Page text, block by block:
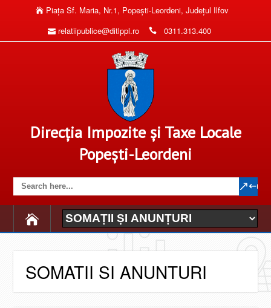
Piaţa Sf. Maria, Nr.1, Popeşti-Leordeni, Judeţul Ilfov
relatiipublice@ditlppl.ro
0311.313.400
Direcția Impozite și Taxe Locale
Popești-Leordeni
SOMATII SI ANUNTURI